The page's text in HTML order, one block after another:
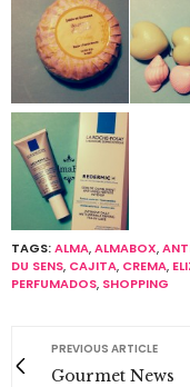
TAGS:ALMA,ALMABOX,
DU SENS, CAJITA, CREMA,
PERFUMADOS, SHOPPING
PREVIOUS ARTICLE
Gourmet News